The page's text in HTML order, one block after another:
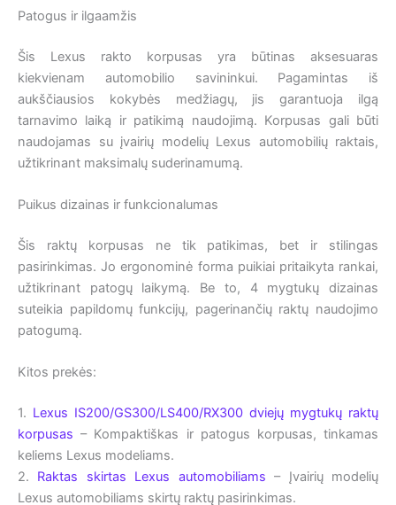
Patogus ir ilgaamžis
Šis Lexus rakto korpusas yra būtinas aksesuaras
kiekvienam automobilio savininkui. Pagamintas iš
aukščiausios kokybės medžiagų, jis garantuoja ilgą
tarnavimo laiką ir patikimą naudojimą. Korpusas gali būti
naudojamas su įvairių modelių Lexus automobilių raktais,
užtikrinant maksimalų suderinamumą.
Puikus dizainas ir funkcionalumas
Šis raktų korpusas ne tik patikimas, bet ir stilingas
pasirinkimas. Jo ergonominė forma puikiai pritaikyta rankai,
užtikrinant patogų laikymą. Be to, 4 mygtukų dizainas
suteikia papildomų funkcijų, pagerinančių raktų naudojimo
patogumą.
Kitos prekės:
1. Lexus IS200/GS300/LS400/RX300 dviejų mygtukų raktų
korpusas – Kompaktiškas ir patogus korpusas, tinkamas
keliems Lexus modeliams.
2. Raktas skirtas Lexus automobiliams – Įvairių modelių
Lexus automobiliams skirtų raktų pasirinkimas.